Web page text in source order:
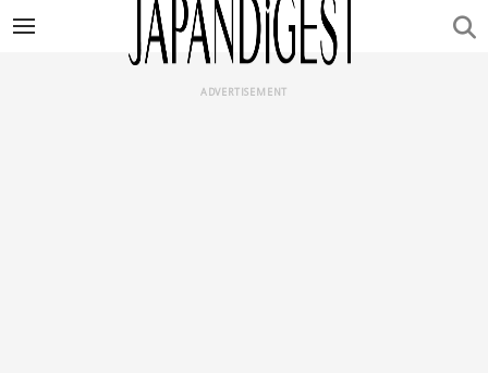
ADVERTISEMENT